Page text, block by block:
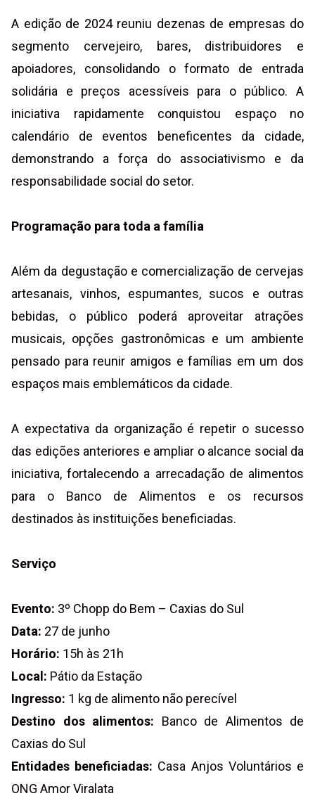
A edição de 2024 reuniu dezenas de empresas do
segmento cervejeiro, bares, distribuidores e
apoiadores, consolidando o formato de entrada
solidária e preços acessíveis para o público. A
iniciativa rapidamente conquistou espaço no
calendário de eventos beneficentes da cidade,
demonstrando a força do associativismo e da
responsabilidade social do setor.
Programação para toda a família
Além da degustação e comercialização de cervejas
artesanais, vinhos, espumantes, sucos e outras
bebidas, o público poderá aproveitar atrações
musicais, opções gastronômicas e um ambiente
pensado para reunir amigos e famílias em um dos
espaços mais emblemáticos da cidade.
A expectativa da organização é repetir o sucesso
das edições anteriores e ampliar o alcance social da
iniciativa, fortalecendo a arrecadação de alimentos
para o Banco de Alimentos e os recursos
destinados às instituições beneficiadas.
Serviço
Evento: 3º Chopp do Bem – Caxias do Sul
Data: 27 de junho
Horário: 15h às 21h
Local: Pátio da Estação
Ingresso: 1 kg de alimento não perecível
Destino dos alimentos: Banco de Alimentos de
Caxias do Sul
Entidades beneficiadas: Casa Anjos Voluntários e
ONG Amor Viralata